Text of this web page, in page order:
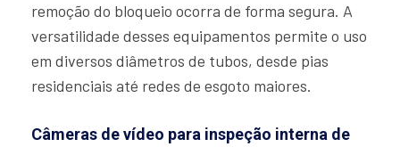
remoção do bloqueio ocorra de forma segura. A
versatilidade desses equipamentos permite o uso
em diversos diâmetros de tubos, desde pias
residenciais até redes de esgoto maiores.
Câmeras de vídeo para inspeção interna de